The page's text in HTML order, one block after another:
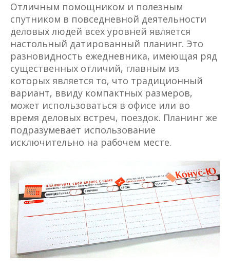
Отличным помощником и полезным
спутником в повседневной деятельности
деловых людей всех уровней является
настольный датированный планинг. Это
разновидность ежедневника, имеющая ряд
существенных отличий, главным из
которых является то, что традиционный
вариант, ввиду компактных размеров,
может использоваться в офисе или во
время деловых встреч, поездок. Планинг же
подразумевает использование
исключительно на рабочем месте.